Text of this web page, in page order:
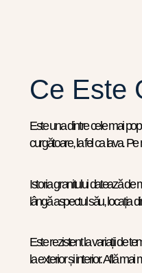
Ce Este
Este una dintre cele mai
curgătoare, la fel ca lava.
Istoria granitului datează de
lângă aspectul său, locația
Este rezistent la variații de
la exterior și interior. Află